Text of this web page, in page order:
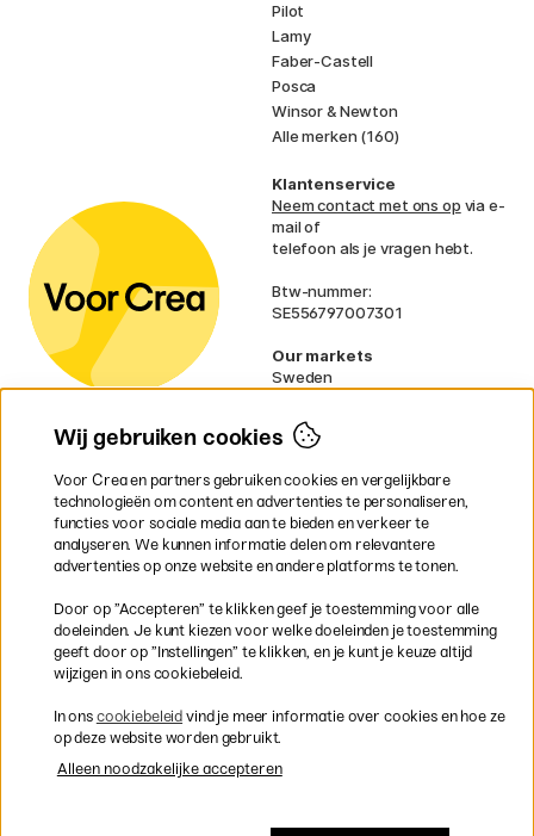
Pilot
Lamy
Faber-Castell
Posca
Winsor & Newton
Alle merken (160)
Klantenservice
Neem contact met ons op via e-
mail of
telefoon als je vragen hebt.
Btw-nummer:
SE556797007301
Our markets
Sweden
Denmark
Finland
Ireland
Germany
UK
EU
gelden voor volumineuze producten.
Snel en veilig met creditcard of iDEAL
Wij gebruiken cookies
Voor Crea en partners gebruiken cookies en vergelijkbare
technologieën om content en advertenties te personaliseren,
functies voor sociale media aan te bieden en verkeer te
analyseren. We kunnen informatie delen om relevantere
advertenties op onze website en andere platforms te tonen.
Door op ”Accepteren” te klikken geef je toestemming voor alle
doeleinden. Je kunt kiezen voor welke doeleinden je toestemming
geeft door op ”Instellingen” te klikken, en je kunt je keuze altijd
wijzigen in ons cookiebeleid.
In ons cookiebeleid vind je meer informatie over cookies en hoe ze
op deze website worden gebruikt.
Alleen noodzakelijke accepteren